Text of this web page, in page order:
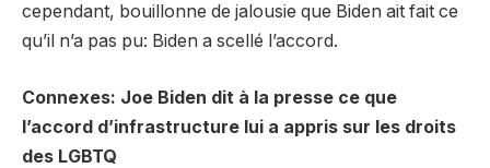
cependant, bouillonne de jalousie que Biden ait fait ce
qu’il n’a pas pu: Biden a scellé l’accord.
Connexes: Joe Biden dit à la presse ce que
l’accord d’infrastructure lui a appris sur les droits
des LGBTQ